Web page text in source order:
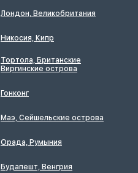
Лондон, Великобритания
Никосия, Кипр
Тортола, Британские
Виргинские острова
Гонконг
Маэ, Сейшельские острова
Орада, Румыния
Будапешт, Венгрия